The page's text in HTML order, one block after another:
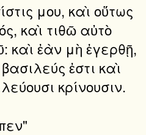
μου, καὶ οὕτως
καὶ τιθῶ αὐτὸ
καὶ ἐὰν μὴ ἐγερθῇ,
ἐστι καὶ
κρίνουσιν.